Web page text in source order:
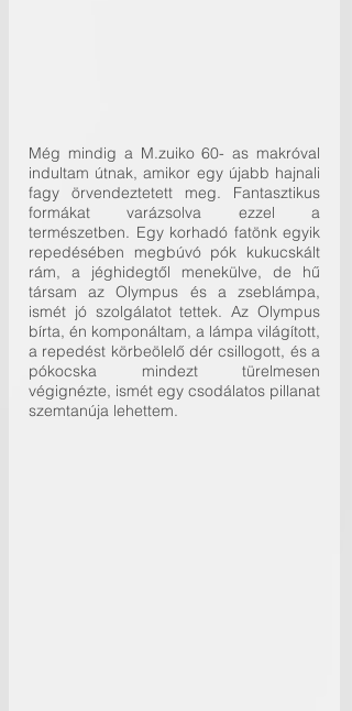
Még mindig a M.zuiko 60- as makróval
indultam útnak, amikor egy újabb hajnali
fagy örvendeztetett meg. Fantasztikus
formákat varázsolva ezzel a
természetben. Egy korhadó fatönk egyik
repedésében megbúvó pók kukucskált
rám, a jéghidegtől menekülve, de hű
társam az Olympus és a zseblámpa,
ismét jó szolgálatot tettek. Az Olympus
bírta, én komponáltam, a lámpa világított,
a repedést körbeölelő dér csillogott, és a
pókocska mindezt türelmesen
végignézte, ismét egy csodálatos pillanat
szemtanúja lehettem.